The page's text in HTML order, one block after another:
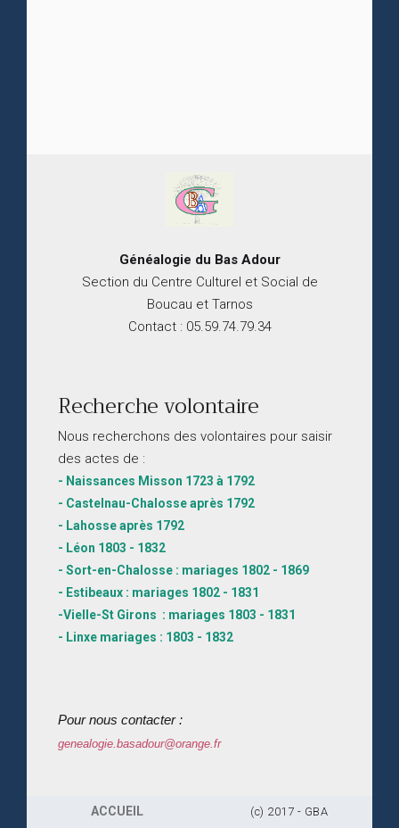
Généalogie du BasAdour
Section du Centre Culturel et Social de
Boucau et Tarnos
Contact : 05.59.74.79.34
Recherche volontaire
Nous recherchons des volontaires pour saisir
des actes de :
- Naissances Misson 1723 à 1792
- Castelnau-Chalosse après 1792
- Lahosse après 1792
- Léon 1803 - 1832
- Sort-en-Chalosse : mariages 1802 - 1869
- Estibeaux : mariages 1802 - 1831
-Vielle-St Girons : mariages 1803 - 1831
- Linxe mariages : 1803 - 1832
Pour nous contacter :
genealogie.basadour@orange.fr
ACCUEIL (c) 2017 - GBA